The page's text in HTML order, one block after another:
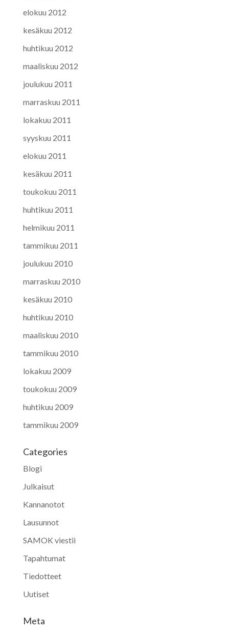
elokuu 2012
kesäkuu 2012
huhtikuu 2012
maaliskuu 2012
joulukuu 2011
marraskuu 2011
lokakuu 2011
syyskuu 2011
elokuu 2011
kesäkuu 2011
toukokuu 2011
huhtikuu 2011
helmikuu 2011
tammikuu 2011
joulukuu 2010
marraskuu 2010
kesäkuu 2010
huhtikuu 2010
maaliskuu 2010
tammikuu 2010
lokakuu 2009
toukokuu 2009
huhtikuu 2009
tammikuu 2009
Categories
Blogi
Julkaisut
Kannanotot
Lausunnot
SAMOK viestii
Tapahtumat
Tiedotteet
Uutiset
Meta